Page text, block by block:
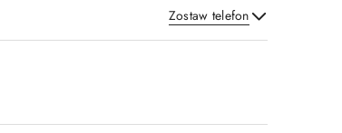
Zostaw telefon
Wyślij